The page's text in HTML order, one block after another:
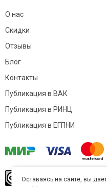
О нас
Скидки
Отзывы
Блог
Контакты
Публикация в ВАК
Публикация в РИНЦ
Публикация в ЕГПНИ
Оставаясь на сайте, вы